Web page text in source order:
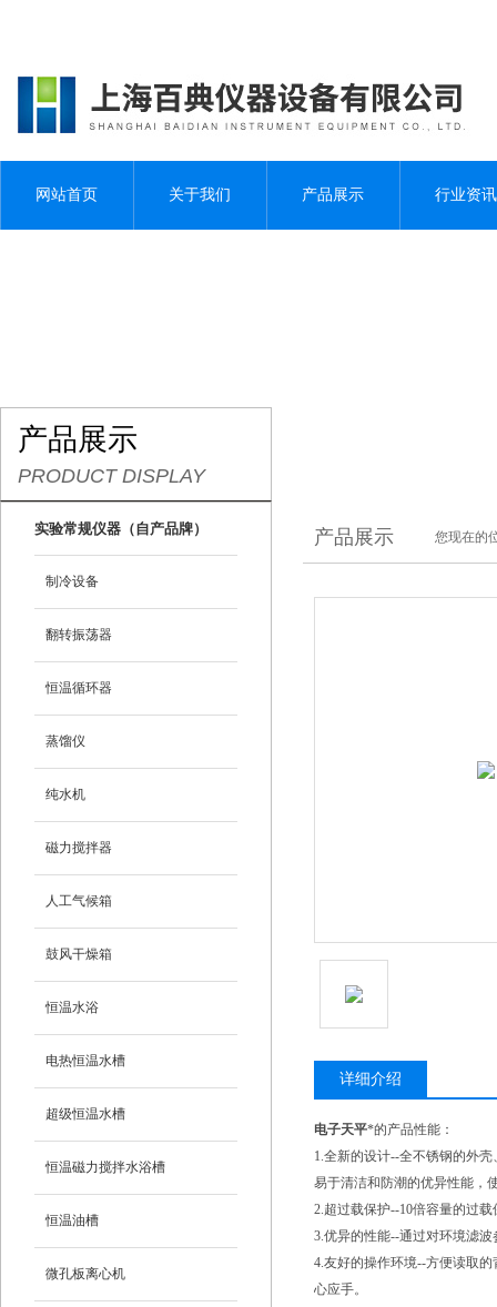
网站首页 关于我们 产品展示 行业资讯
产品展示
PRODUCT DISPLAY
实验常规仪器（自产品牌）
制冷设备
翻转振荡器
恒温循环器
蒸馏仪
纯水机
磁力搅拌器
人工气候箱
鼓风干燥箱
恒温水浴
电热恒温水槽
超级恒温水槽
恒温磁力搅拌水浴槽
恒温油槽
微孔板离心机
产品展示 您现在的
详细介绍
电子天平*的产品性能：
1.全新的设计--全不锈钢的外
易于清洁和防潮的优异性能，
2.超过载保护--10倍容量的过
3.优异的性能--通过对环境滤
4.友好的操作环境--方便读取
心应手。